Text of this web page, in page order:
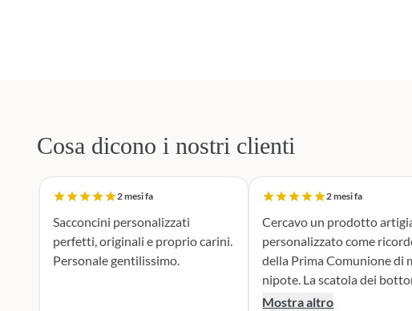
Cosa dicono i nostri clienti
2 mesi fa
Sacconcini personalizzati
perfetti, originali e proprio carini.
Personale gentilissimo.
2 mesi fa
Cercavo un prodotto
personalizzato come
della Prima Comunione di
nipote. La scatola dei bottoni si è
rivelata la scelta perfetta. Il
Mostra altro